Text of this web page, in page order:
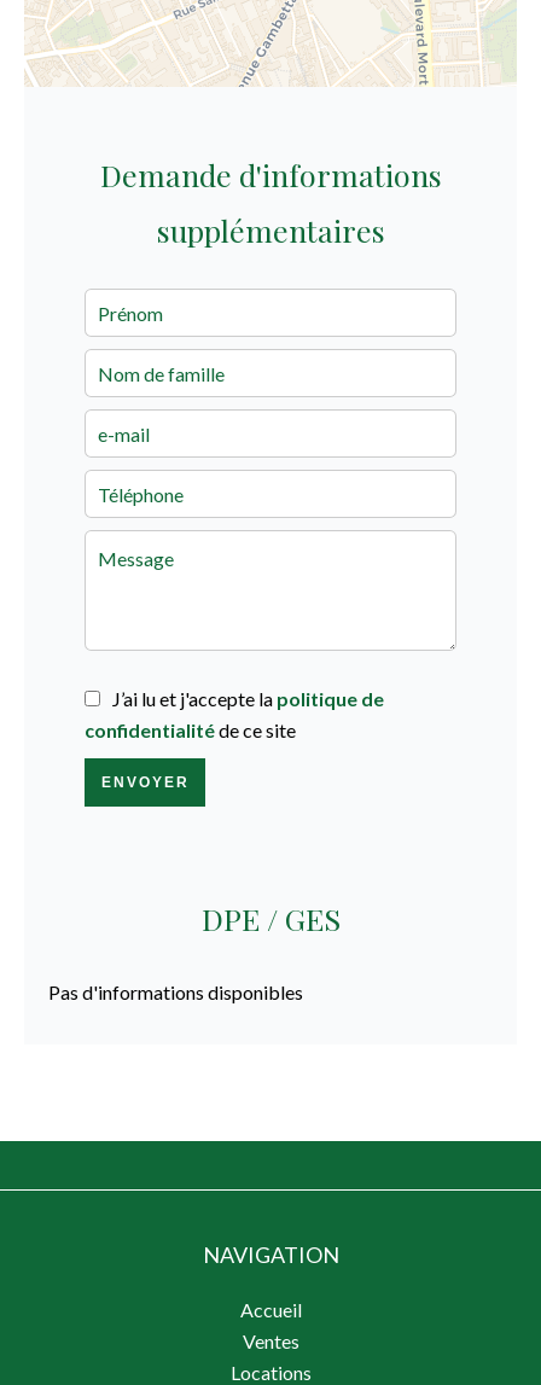
Demande d'informations
supplémentaires
J’ai lu et j'accepte la politique de
confidentialitéde ce site
ENVOYER
DPE / GES
Pas d'informations disponibles
NAVIGATION
Accueil
Ventes
Locations